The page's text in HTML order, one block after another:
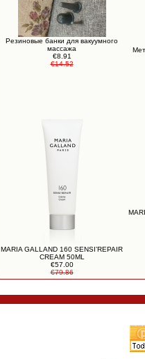
Резиновые банки для вакуумного
массажа
€8.91
€14.52
MARIA GALLAND 160 SENSI’REPAIR
CREAM 50ML
€57.00
€79.86